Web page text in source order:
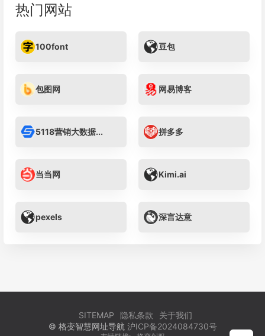
热门网站
100font 豆包
包图网 网易博客
5118营销大数据... 拼多多
当当网 Kimi.ai
pexels 深言达意
SITEMAP 隐私条款
关于我们
© 格变智慧网址导航 沪ICP备2024084730号